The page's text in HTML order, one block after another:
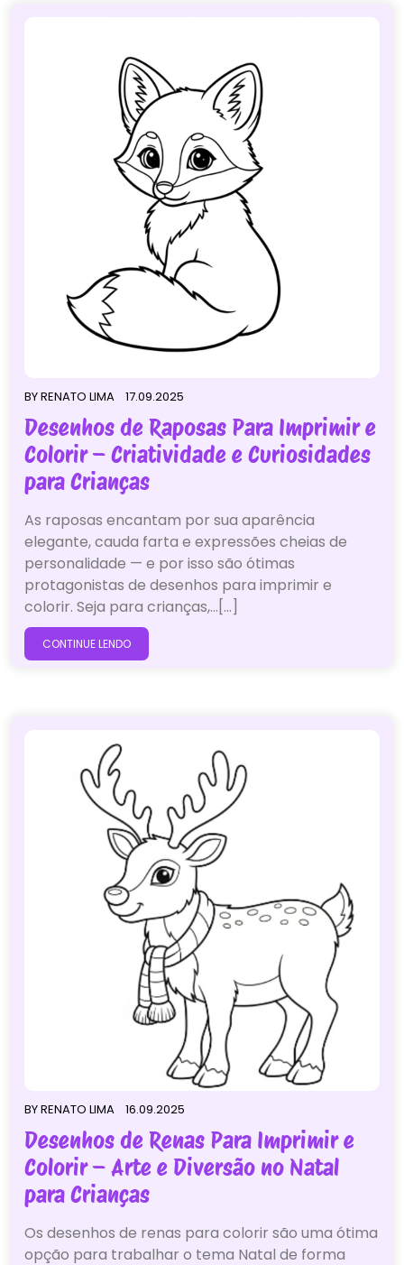
BYRENATO LIMA 17.09.2025
Desenhos de Raposas Para Imprimir e
Colorir – Criatividade e Curiosidades
para Crianças
As raposas encantam por sua aparência
elegante, cauda farta e expressões cheias de
personalidade — e por isso são ótimas
protagonistas de desenhos para imprimir e
colorir. Seja para crianças,…[...]
CONTINUE LENDO
BYRENATO LIMA 16.09.2025
Desenhos de Renas Para Imprimir e
Colorir – Arte e Diversão no Natal
para Crianças
Os desenhos de renas para colorir são uma ótima
opção para trabalhar o tema Natal de forma